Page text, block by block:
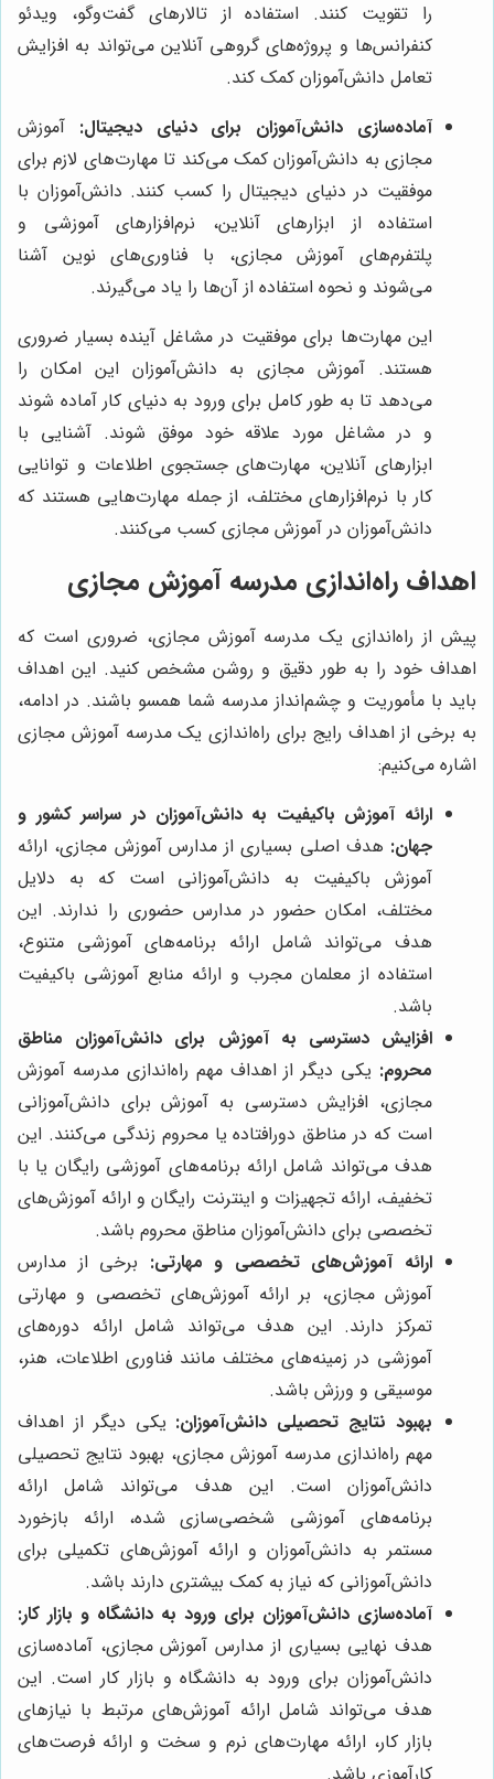
را تقویت کنند. استفاده از تالارهای گفت‌وگو، ویدئو
کنفرانس‌ها و پروژه‌های گروهی آنلاین می‌تواند به افزایش
تعامل دانش‌آموزان کمک کند.
آماده‌سازی دانش‌آموزان برای دنیای دیجیتال: آموزش
مجازی به دانش‌آموزان کمک می‌کند تا مهارت‌های لازم برای
موفقیت در دنیای دیجیتال را کسب کنند. دانش‌آموزان با
استفاده از ابزارهای آنلاین، نرم‌افزارهای آموزشی و
پلتفرم‌های آموزش مجازی، با فناوری‌های نوین آشنا
می‌شوند و نحوه استفاده از آن‌ها را یاد می‌گیرند.
این مهارت‌ها برای موفقیت در مشاغل آینده بسیار ضروری
هستند. آموزش مجازی به دانش‌آموزان این امکان را
می‌دهد تا به طور کامل برای ورود به دنیای کار آماده شوند
و در مشاغل مورد علاقه خود موفق شوند. آشنایی با
ابزارهای آنلاین، مهارت‌های جستجوی اطلاعات و توانایی
کار با نرم‌افزارهای مختلف، از جمله مهارت‌هایی هستند که
دانش‌آموزان در آموزش مجازی کسب می‌کنند.
اهداف راه‌اندازی مدرسه آموزش مجازی
پیش از راه‌اندازی یک مدرسه آموزش مجازی، ضروری است که
اهداف خود را به طور دقیق و روشن مشخص کنید. این اهداف
باید با مأموریت و چشم‌انداز مدرسه شما همسو باشند. در ادامه،
به برخی از اهداف رایج برای راه‌اندازی یک مدرسه آموزش مجازی
اشاره می‌کنیم:
ارائه آموزش باکیفیت به دانش‌آموزان در سراسر کشور و
جهان: هدف اصلی بسیاری از مدارس آموزش مجازی، ارائه
آموزش باکیفیت به دانش‌آموزانی است که به دلایل
مختلف، امکان حضور در مدارس حضوری را ندارند. این
هدف می‌تواند شامل ارائه برنامه‌های آموزشی متنوع،
استفاده از معلمان مجرب و ارائه منابع آموزشی باکیفیت
باشد.
افزایش دسترسی به آموزش برای دانش‌آموزان مناطق
محروم: یکی دیگر از اهداف مهم راه‌اندازی مدرسه آموزش
مجازی، افزایش دسترسی به آموزش برای دانش‌آموزانی
است که در مناطق دورافتاده یا محروم زندگی می‌کنند. این
هدف می‌تواند شامل ارائه برنامه‌های آموزشی رایگان یا با
تخفیف، ارائه تجهیزات و اینترنت رایگان و ارائه آموزش‌های
تخصصی برای دانش‌آموزان مناطق محروم باشد.
ارائه آموزش‌های تخصصی و مهارتی: برخی از مدارس
آموزش مجازی، بر ارائه آموزش‌های تخصصی و مهارتی
تمرکز دارند. این هدف می‌تواند شامل ارائه دوره‌های
آموزشی در زمینه‌های مختلف مانند فناوری اطلاعات، هنر،
موسیقی و ورزش باشد.
بهبود نتایج تحصیلی دانش‌آموزان: یکی دیگر از اهداف
مهم راه‌اندازی مدرسه آموزش مجازی، بهبود نتایج تحصیلی
دانش‌آموزان است. این هدف می‌تواند شامل ارائه
برنامه‌های آموزشی شخصی‌سازی شده، ارائه بازخورد
مستمر به دانش‌آموزان و ارائه آموزش‌های تکمیلی برای
دانش‌آموزانی که نیاز به کمک بیشتری دارند باشد.
آماده‌سازی دانش‌آموزان برای ورود به دانشگاه و بازار کار:
هدف نهایی بسیاری از مدارس آموزش مجازی، آماده‌سازی
دانش‌آموزان برای ورود به دانشگاه و بازار کار است. این
هدف می‌تواند شامل ارائه آموزش‌های مرتبط با نیازهای
بازار کار، ارائه مهارت‌های نرم و سخت و ارائه فرصت‌های